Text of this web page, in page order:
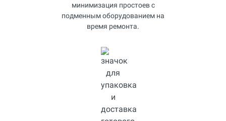
минимизация простоев с
подменным оборудованием на
время ремонта.